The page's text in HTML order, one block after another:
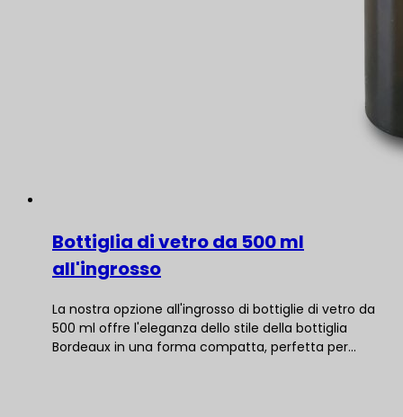
Bottiglia di vetro da 500 ml
all'ingrosso
La nostra opzione all'ingrosso di bottiglie di vetro da
500 ml offre l'eleganza dello stile della bottiglia
Bordeaux in una forma compatta, perfetta per...